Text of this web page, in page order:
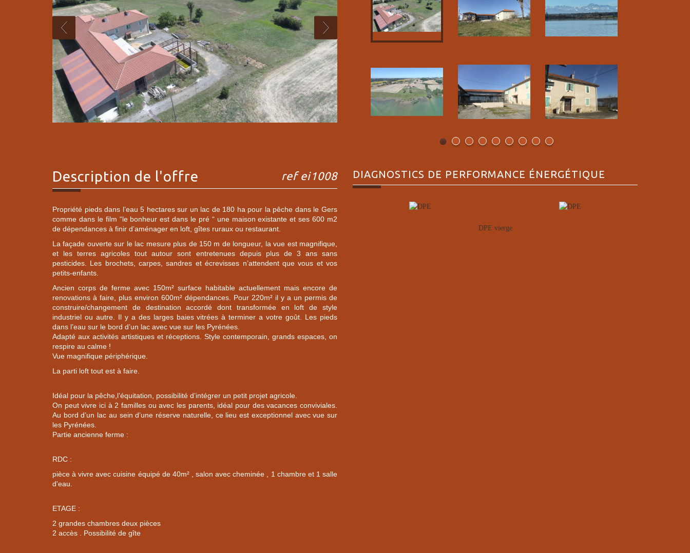
description de l'offre ref ei1008
Propriété pieds dans l’eau 5 hectares sur un lac de 180 ha pour la pêche dans le Gers
comme dans le film “le bonheur est dans le pré “ une maison existante et ses 600 m2
de dépendances à finir d’aménager en loft, gîtes ruraux ou restaurant.
La façade ouverte sur le lac mesure plus de 150 m de longueur, la vue est magnifique,
et les terres agricoles tout autour sont entretenues depuis plus de 3 ans sans
pesticides. Les brochets, carpes, sandres et écrevisses n’attendent que vous et vos
petits-enfants.
Ancien corps de ferme avec 150m² surface habitable actuellement mais encore de
renovations à faire, plus environ 600m² dépendances. Pour 220m² il y a un permis de
construire/changement de destination accordé dont transformée en loft de style
industriel ou autre. Il y a des larges baies vitrées à terminer a votre goût. Les pieds
dans l’eau sur le bord d’un lac avec vue sur les Pyrénées.
Adapté aux activités artistiques et réceptions. Style contemporain, grands espaces, on
respire au calme !
Vue magnifique périphérique.
La parti loft tout est à faire.
Idéal pour la pêche,l’équitation, possibilité d’intégrer un petit projet agricole.
On peut vivre ici à 2 familles ou avec les parents, idéal pour des vacances conviviales.
Au bord d’un lac au sein d’une réserve naturelle, ce lieu est exceptionnel avec vue sur
les Pyrénées.
Partie ancienne ferme :
RDC :
pièce à vivre avec cuisine équipé de 40m² , salon avec cheminée , 1 chambre et 1 salle
d'eau.
ETAGE :
2 grandes chambres deux pièces
2 accès . Possibilité de gîte
DIAGNOSTICS DE PERFORMANCE ÉNERGÉTIQUE
DPE vierge